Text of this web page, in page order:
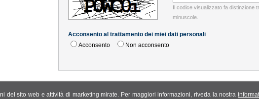
del sito web e attività di marketing mirate. Per maggiori informazioni, riveda la nostra
Il codice visualizzato fa distinzione
minuscole.
Acconsento al trattamento dei miei dati personali
Acconsento
Non acconsento